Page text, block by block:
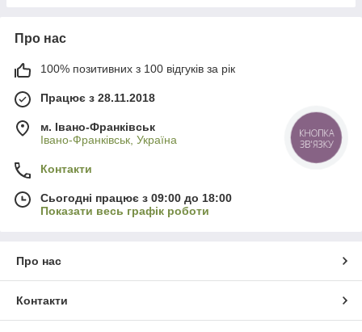
Про нас
100% позитивних з 100 відгуків за рік
Працює з 28.11.2018
м. Івано-Франківськ
Івано-Франківськ, Україна
Контакти
Сьогодні працює з 09:00 до 18:00
Показати весь графік роботи
Про нас
Контакти
КНОПКА
ЗВ'ЯЗКУ